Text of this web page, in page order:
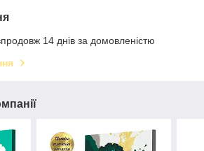
14 днів за домовленістю